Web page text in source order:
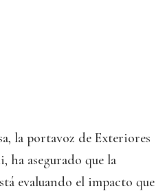
la portavoz de Exteriores
ha asegurado que la
evaluando el impacto que